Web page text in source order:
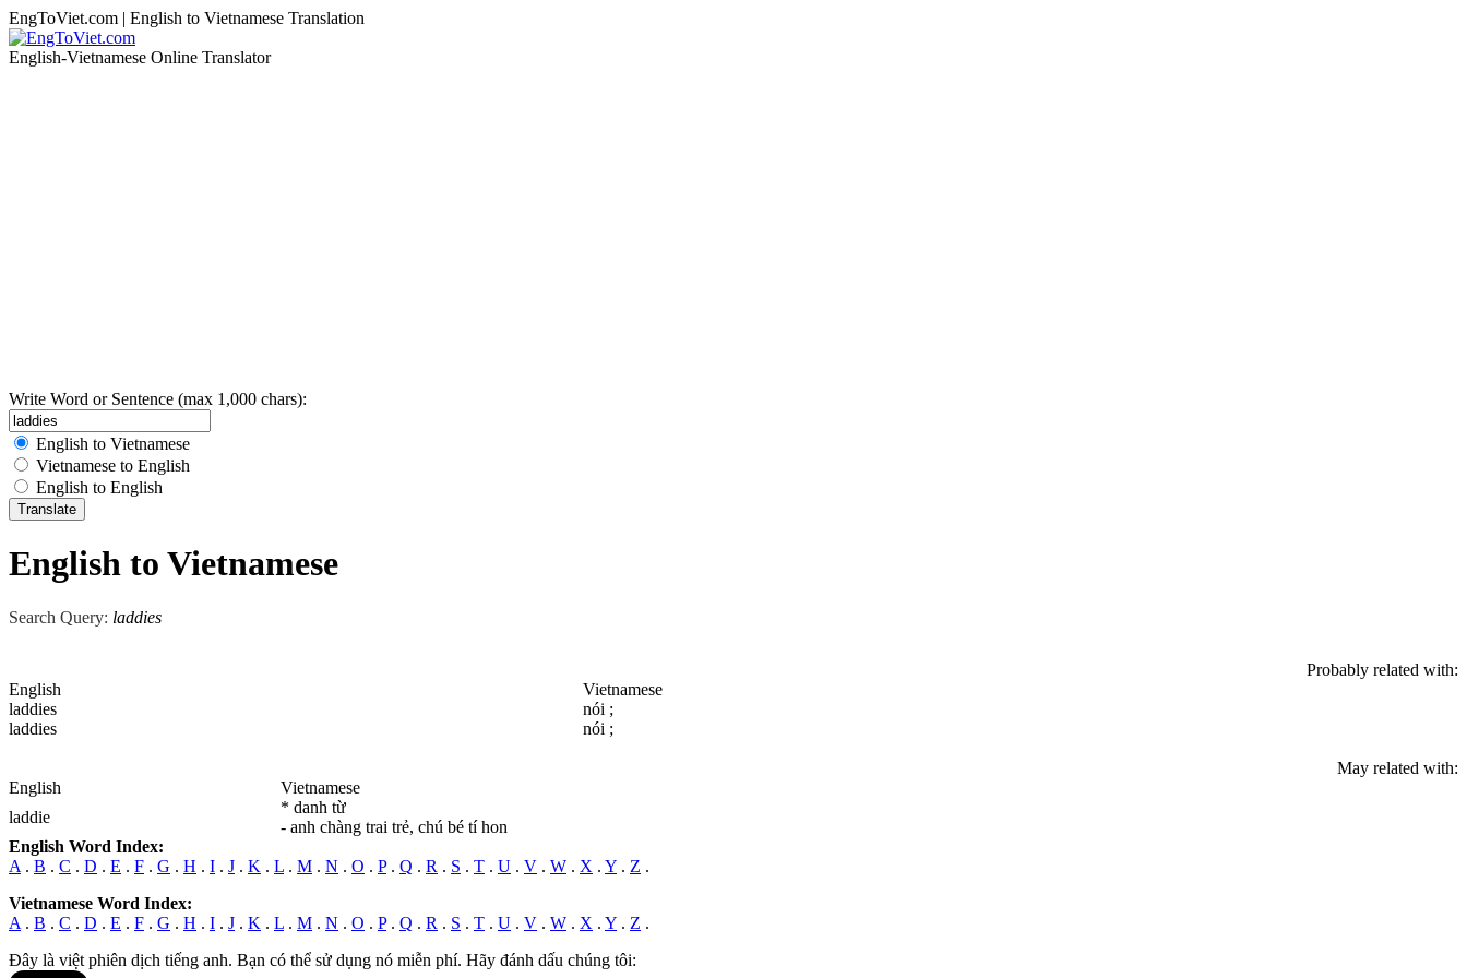
EngToViet.com | English to Vietnamese Translation
English-Vietnamese Online Translator
Write Word or Sentence (max 1,000 chars):
English to Vietnamese
Vietnamese to English
English to English
English to Vietnamese
Search Query: laddies
Probably related with:
English
Vietnamese
laddies
nói ;
laddies
nói ;
May related with:
English
Vietnamese
laddie
* danh từ
- anh chàng trai trẻ, chú bé tí hon
English Word Index:
A . B . C . D . E . F . G . H . I . J . K . L . M . N . O . P. Q . R . S . T . U . V . W . X . Y . Z .
Vietnamese Word Index:
A . B . C . D . E . F . G . H . I . J . K . L . M . N . O . P. Q . R . S . T . U . V . W . X . Y . Z .
Đây là việt phiên dịch tiếng anh. Bạn có thể sử dụng nó miễn phí. Hãy đánh dấu chúng tôi: